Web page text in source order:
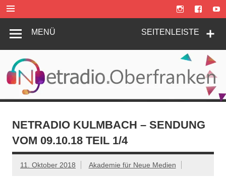
Inhalt
springen
SEITENLEISTE
MENÜ
NETRADIO KULMBACH – SENDUNG
VOM 09.10.18 TEIL 1/4
11. Oktober 2018 Akademie für Neue Medien